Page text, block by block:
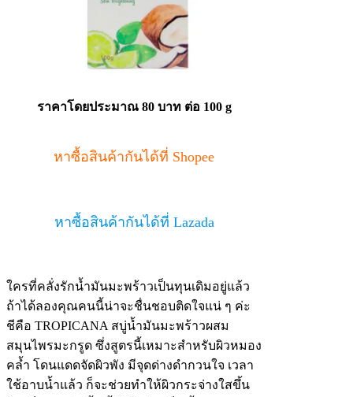
ราคาโดยประมาณ 80 บาท ต่อ 100 g
หาซื้อสินค้ากันได้ที่ Shopee
หาซื้อสินค้ากันได้ที่ Lazada
ใครที่คลั่งรักน้ำมันมะพร้าวเป็นทุนเดิมอยู่แล้ว
ถ้าได้ลองคุณคนนี้น่าจะชื่นชอบติดใจแน่ ๆ ค่ะ
ชีคือ TROPICANA สบู่น้ำมันมะพร้าวผสม
สมุนไพรมะกรูด ซึ่งสูตรนี้เหมาะสำหรับผิวหมอง
คล้ำ โดนแดดจัดผิวพัง มีจุดด่างดำกวนใจ เวลา
ใช้อาบน้ำแล้ว ก็จะช่วยทำให้ผิวกระจ่างใสขึ้น